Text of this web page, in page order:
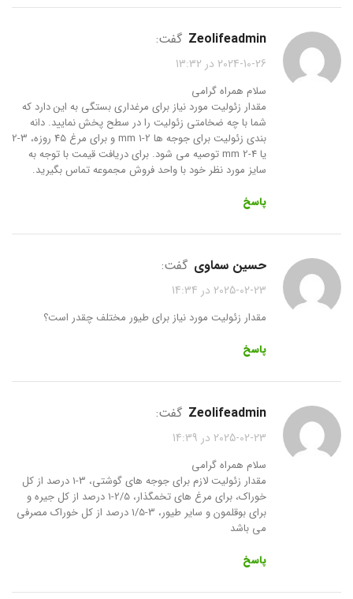
zeolifeadmin گفت:
2024-10-26 در 13:32
سلام همراه گرامی
مقدار زئولیت مورد نیاز برای مرغداری بستگی به این دارد که
شما با چه ضخامتی زئولیت را در سطح پخش نمایید. دانه
بندی زئولیت برای جوجه ها 2-1 mm و برای مرغ 45 روزه، 3-2
یا 4-2 mm توصیه می شود. برای دریافت قیمت با توجه به
سایز مورد نظر خود با واحد فروش مجموعه تماس بگیرید.
پاسخ
حسین سماوی گفت:
2025-02-23 در 14:34
مقدار زئولیت مورد نیاز برای طیور مختلف چقدر است؟
پاسخ
zeolifeadmin گفت:
2025-02-23 در 14:39
سلام همراه گرامی
مقدار زئولیت لازم برای جوجه های گوشتی، 3-1 درصد از کل
خوراک، برای مرغ های تخمگذار، 2/5-1 درصد از کل جیره و
برای بوقلمون و سایر طیور، 3-1/5 درصد از کل خوراک مصرفی
می باشد
پاسخ